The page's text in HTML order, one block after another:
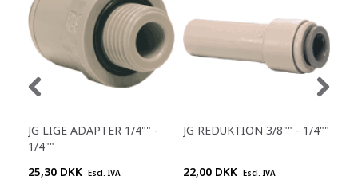
JG LIGE ADAPTER 1/4"" -
1/4""
25,30 DKK Escl. IVA
JG REDUKTION 3/8"" - 1/4""
22,00 DKK Escl. IVA